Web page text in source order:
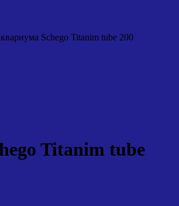
Schego Titanim tube 200
Titanim tube